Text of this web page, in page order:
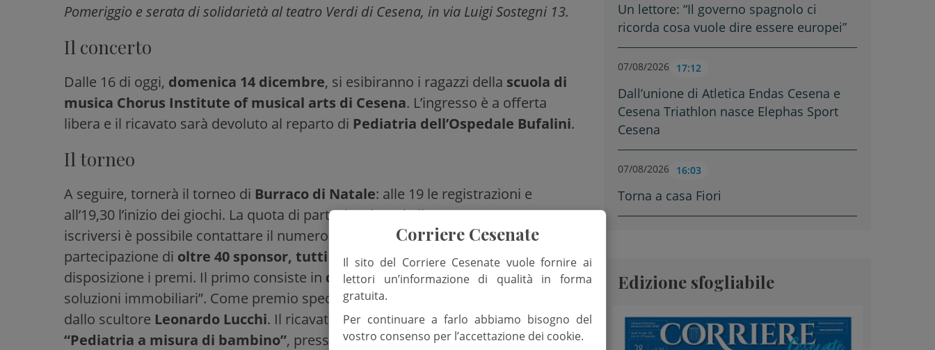
Pomeriggio e serata di solidarietà al teatro Verdi di Cesena, in via Luigi Sostegni 13.
Il concerto
Dalle 16 di oggi, domenica 14 dicembre, si esibiranno i ragazzi della scuola di
musica Chorus Institute of musical arts di Cesena. L’ingresso è a offerta
libera e il ricavato sarà devoluto al reparto di Pediatria dell’Ospedale Bufalini.
Il torneo
A seguire, tornerà il torneo di Burraco di Natale: alle 19 le registrazioni e
all’19,30 l’inizio dei giochi. La quota di partecipazione è di 20 euro a persona e per
iscriversi è possibile contattare il numero 393 2175565. Il torneo vede la
partecipazione di oltre 40 sponsor, tutti del Cesenate, che hanno messo a
disposizione i premi. Il primo consiste in due bicicletteofferte da “Alpha
soluzioni immobiliari”. Come premio speciale ci sarà anche un’opera donata
dallo scultore Leonardo Lucchi. Il ricavato del torneo sarà devoluto ai progetti di
“Pediatria a misura di bambino”, presso il nosocomio cesenate.
Un lettore: “Il governo spagnolo ci
ricorda cosa vuole dire essere europei”
07/08/2026 17:12
Dall’unione di Atletica Endas Cesena e
Cesena Triathlon nasce Elephas Sport
Cesena
07/08/2026 16:03
Torna a casa Fiori
Edizione sfogliabile
Corriere Cesenate
Il sito del Corriere Cesenate vuole fornire ai
lettori un’informazione di qualità in forma
gratuita.
Per continuare a farlo abbiamo bisogno del
vostro consenso per l’accettazione dei cookie.